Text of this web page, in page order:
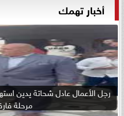
أخبار تهمك
رجل الأعمال عادل شحاتة يدين
مرحلة